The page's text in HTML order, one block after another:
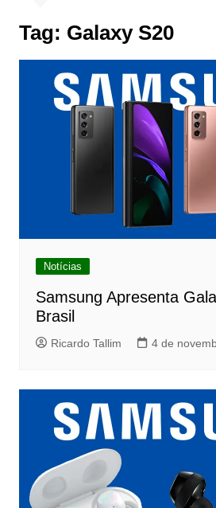
Tag: Galaxy S20
Notícias
Samsung Apresenta
Brasil
Ricardo Tallim 4 de